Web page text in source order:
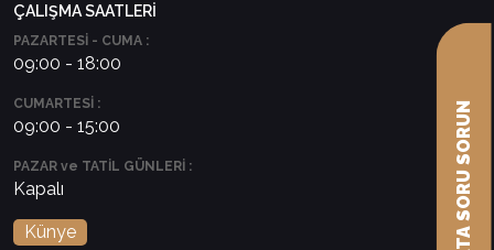
ÇALIŞMA SAATLERİ
PAZARTESİ - CUMA :
09:00 - 18:00
CUMARTESİ :
09:00 - 15:00
PAZAR ve TATİL GÜNLERİ :
Kapalı
Künye AVUKATA SORU SORUN